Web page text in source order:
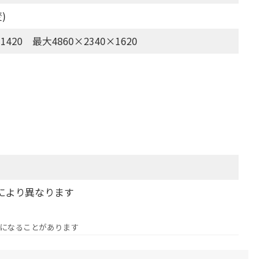
最大4860×2340×1620
より異なります
なることがあります